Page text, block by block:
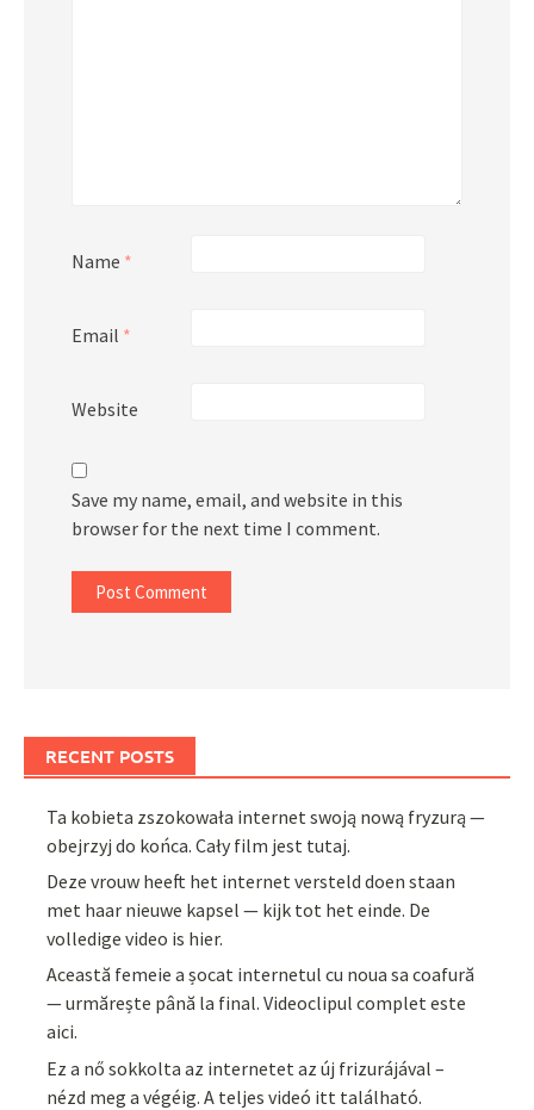
Name *
Email *
Website
Save my name, email, and website in this
browser for the next time I comment.
RECENT POSTS
Ta kobieta zszokowała internet swoją nową fryzurą —
obejrzyj do końca. Cały film jest tutaj.
Deze vrouw heeft het internet versteld doen staan
met haar nieuwe kapsel — kijk tot het einde. De
volledige video is hier.
Această femeie a șocat internetul cu noua sa coafură
— urmărește până la final. Videoclipul complet este
aici.
Ez a nő sokkolta az internetet az új frizurájával –
nézd meg a végéig. A teljes videó itt található.